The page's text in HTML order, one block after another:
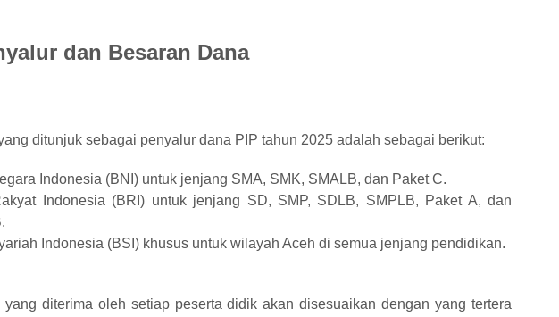
dan Besaran Dana
ditunjuk sebagai penyalur dana PIP tahun 2025 adalah sebagai berikut:
Indonesia (BNI) untuk jenjang SMA, SMK, SMALB, dan Paket C.
Indonesia (BRI) untuk jenjang SD, SMP, SDLB, SMPLB, Paket A, dan
Indonesia (BSI) khusus untuk wilayah Aceh di semua jenjang pendidikan.
yang diterima oleh setiap peserta didik akan disesuaikan dengan yang tertera